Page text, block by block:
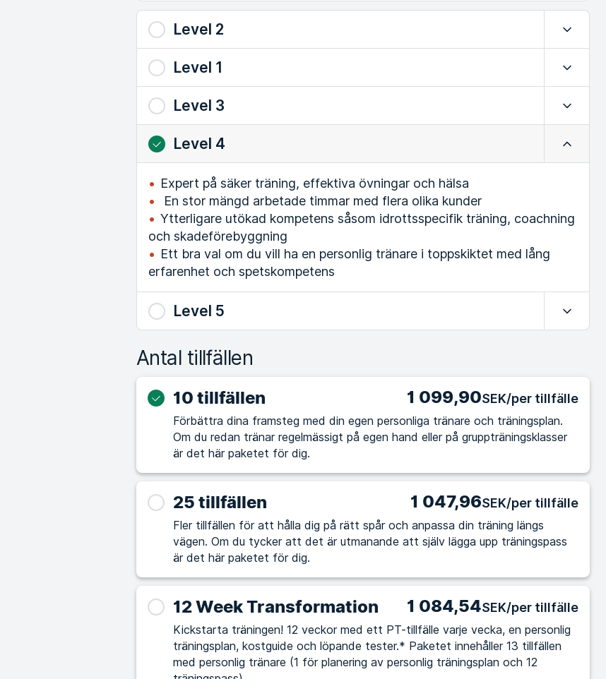
Level 2 Expandera
Level 1 Expandera
Level 3 Expandera
Level 4 Minimera
Expert på säker träning, effektiva övningar och hälsa
En stor mängd arbetade timmar med flera olika kunder
Ytterligare utökad kompetens såsom idrottsspecifik träning, coachning
och skadeförebyggning
Ett bra val om du vill ha en personlig tränare i toppskiktet med lång
erfarenhet och spetskompetens
Level 5 Expandera
Antal tillfällen
10 tillfällen 1 099,90SEK/per tillfälle
Förbättra dina framsteg med din egen personliga tränare och träningsplan.
Om du redan tränar regelmässigt på egen hand eller på gruppträningsklasser
är det här paketet för dig.
25 tillfällen 1 047,96SEK/per tillfälle
Fler tillfällen för att hålla dig på rätt spår och anpassa din träning längs
vägen. Om du tycker att det är utmanande att själv lägga upp träningspass
är det här paketet för dig.
12 Week Transformation 1 084,54SEK/per tillfälle
Kickstarta träningen! 12 veckor med ett PT-tillfälle varje vecka, en personlig
träningsplan, kostguide och löpande tester.* Paketet innehåller 13 tillfällen
med personlig tränare (1 för planering av personlig träningsplan och 12